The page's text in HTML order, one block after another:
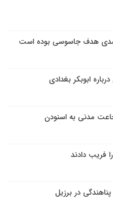
هدف جاسوسی بوده است
ابوبکر بغدادی
مدنی به اسنودن
فریب دادند
در برزیل